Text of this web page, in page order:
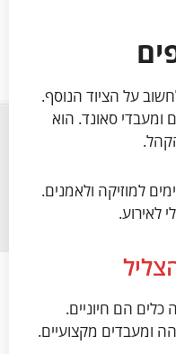
על הציוד הנוסף.
ומעבדי סאונד. הוא
למוזיקה ולאמנים.
לאירוע.
כלים הם חיוניים.
ומעבדים מקצועיים.